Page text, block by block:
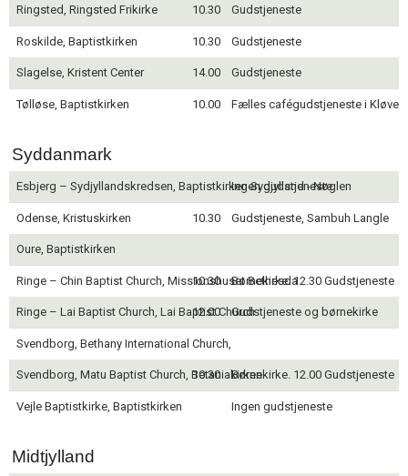
Ringsted, Ringsted Frikirke 10.30 Gudstjeneste
Roskilde, Baptistkirken 10.30 Gudstjeneste
Slagelse, Kristent Center 14.00 Gudstjeneste
Tølløse, Baptistkirken 10.00 Fælles cafégudstjeneste i
Syddanmark
Esbjerg – Sydjyllandskredsen, Baptistkirken Sydjylland - Nøglen
Ingen gudstjeneste
Odense, Kristuskirken 10.30 Gudstjeneste, Sambuh Langle
Oure, Baptistkirken
Ringe – Chin Baptist Church, Missionshuset Bethesda
10.30 Børnekirke. 12.30 Gudstjeneste
Ringe – Lai Baptist Church, Lai Baptist Church
12.00 Gudstjeneste og børnekirke
Svendborg, Bethany International Church,
Svendborg, Matu Baptist Church, Betaniakirken
10.30 Børnekirke. 12.00 Gudstjeneste
Vejle Baptistkirke, Baptistkirken Ingen gudstjeneste
Midtjylland